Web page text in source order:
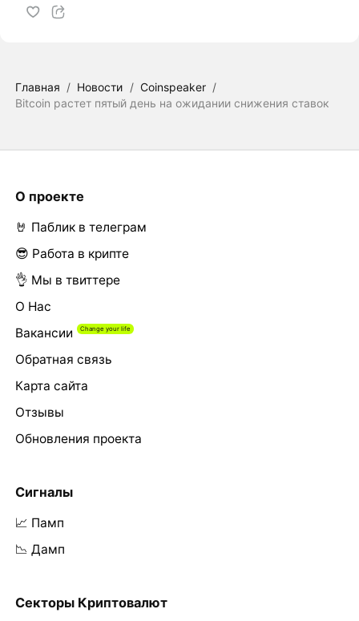
Главная / Новости / Coinspeaker /
Bitcoin растет пятый день на ожидании снижения ставок
О проекте
🤘 Паблик в телеграм
😎 Работа в крипте
👌 Мы в твиттере
О Нас
Вакансии
Обратная связь
Карта сайта
Отзывы
Обновления проекта
Сигналы
📈 Памп
📉 Дамп
Секторы Криптовалют